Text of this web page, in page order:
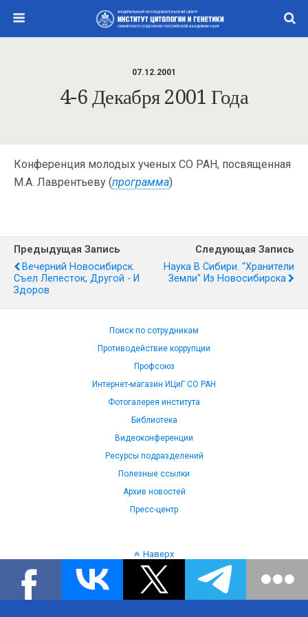
07.12.2001
4-6 Декабря 2001 Года
Конференция молодых ученых СО РАН, посвященная
М.А. Лаврентьеву (программа)
Предыдущая Запись
Вечерний Новосибирск.
Съел Лепесток, Другой - И
Здоров
Следующая Запись
Наука В Сибири. "Хранители
Земли" Из Новосибирска
Поиск по сотрудникам
Противодействие коррупции
Профсоюз
Интернет-магазин ИЦиГ СО РАН
Фотогалерея института
Библиотека
Видеоконференции
Ресурсы подразделений
Полезные ссылки
Архив новостей
Пресс-центр
Наверх